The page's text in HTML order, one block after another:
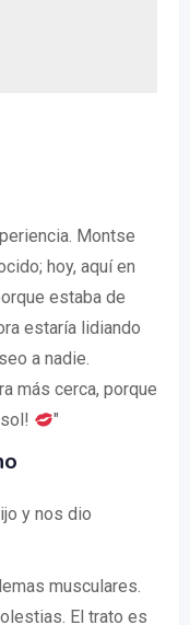
Montse
hoy, aquí en
estaba de
estaría lidiando
a nadie.
más cerca, porque
"
y nos dio
musculares.
El trato es